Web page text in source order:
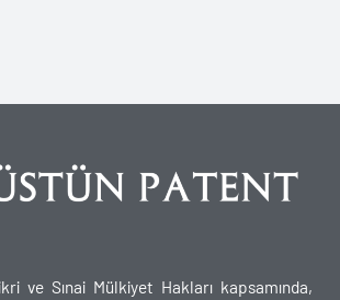
ve Sınai Mülkiyet Hakları kapsamında,